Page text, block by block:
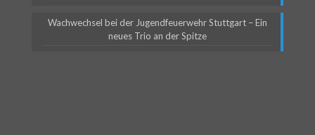
Wachwechsel bei der Jugendfeuerwehr Stuttgart – Ein
neues Trio an der Spitze